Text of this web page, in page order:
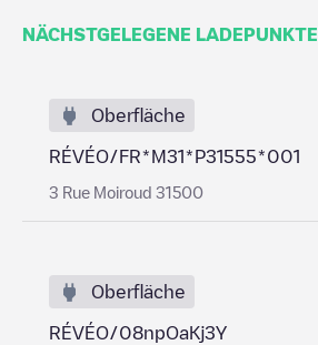
NÄCHSTGELEGENE LADEPUNKTE
Oberfläche
RÉVÉO/FR*M31*P31555*001
3 Rue Moiroud 31500
Oberfläche
RÉVÉO/08npOaKj3Y